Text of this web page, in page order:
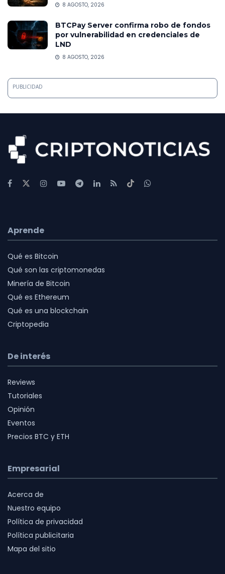
8 AGOSTO, 2026
BTCPay Server confirma robo de fondos
por vulnerabilidad en credenciales de
LND
8 AGOSTO, 2026
PUBLICIDAD
Aprende
Qué es Bitcoin
Qué son las criptomonedas
Minería de Bitcoin
Qué es Ethereum
Qué es una blockchain
Criptopedia
De interés
Reviews
Tutoriales
Opinión
Eventos
Precios BTC y ETH
Empresarial
Acerca de
Nuestro equipo
Política de privacidad
Política publicitaria
Mapa del sitio